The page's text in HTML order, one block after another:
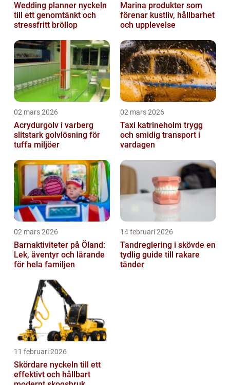
Wedding planner nyckeln
till ett genomtänkt och
stressfritt bröllop
Marina produkter som
förenar kustliv, hållbarhet
och upplevelse
02 mars 2026
Acrydurgolv i varberg
slitstark golvlösning för
tuffa miljöer
02 mars 2026
Taxi katrineholm trygg
och smidig transport i
vardagen
02 mars 2026
Barnaktiviteter på Öland:
Lek, äventyr och lärande
för hela familjen
14 februari 2026
Tandreglering i skövde en
tydlig guide till rakare
tänder
11 februari 2026
Skördare nyckeln till ett
effektivt och hållbart